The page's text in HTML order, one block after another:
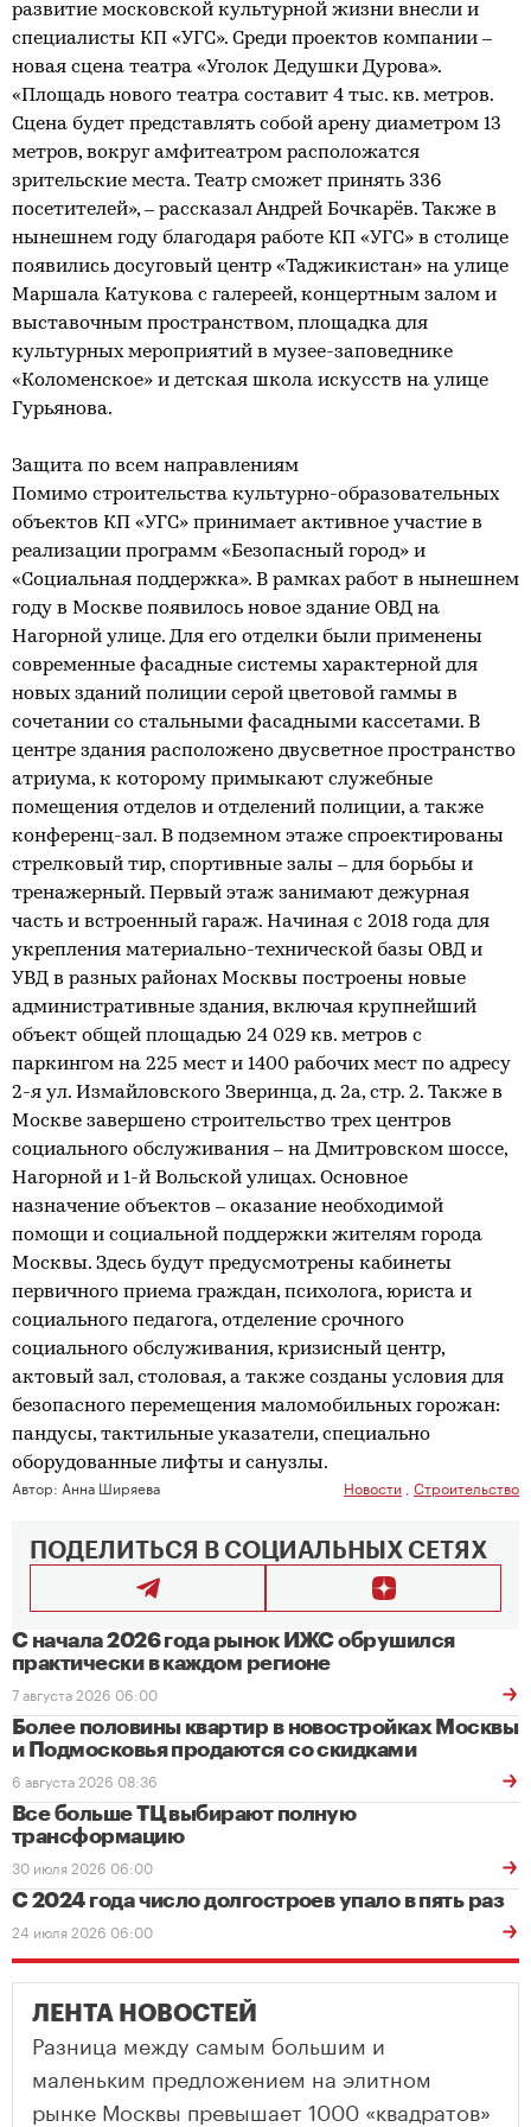
развитие московской культурной жизни внесли и
специалисты КП «УГС». Среди проектов компании –
новая сцена театра «Уголок Дедушки Дурова».
«Площадь нового театра составит 4 тыс. кв. метров.
Сцена будет представлять собой арену диаметром 13
метров, вокруг амфитеатром расположатся
зрительские места. Театр сможет принять 336
посетителей», – рассказал Андрей Бочкарёв. Также в
нынешнем году благодаря работе КП «УГС» в столице
появились досуговый центр «Таджикистан» на улице
Маршала Катукова с галереей, концертным залом и
выставочным пространством, площадка для
культурных мероприятий в музее-заповеднике
«Коломенское» и детская школа искусств на улице
Гурьянова.
Защита по всем направлениям
Помимо строительства культурно-образовательных
объектов КП «УГС» принимает активное участие в
реализации программ «Безопасный город» и
«Социальная поддержка». В рамках работ в нынешнем
году в Москве появилось новое здание ОВД на
Нагорной улице. Для его отделки были применены
современные фасадные системы характерной для
новых зданий полиции серой цветовой гаммы в
сочетании со стальными фасадными кассетами. В
центре здания расположено двусветное пространство
атриума, к которому примыкают служебные
помещения отделов и отделений полиции, а также
конференц-зал. В подземном этаже спроектированы
стрелковый тир, спортивные залы – для борьбы и
тренажерный. Первый этаж занимают дежурная
часть и встроенный гараж. Начиная с 2018 года для
укрепления материально-технической базы ОВД и
УВД в разных районах Москвы построены новые
административные здания, включая крупнейший
объект общей площадью 24 029 кв. метров с
паркингом на 225 мест и 1400 рабочих мест по адресу
2-я ул. Измайловского Зверинца, д. 2а, стр. 2. Также в
Москве завершено строительство трех центров
социального обслуживания – на Дмитровском шоссе,
Нагорной и 1-й Вольской улицах. Основное
назначение объектов – оказание необходимой
помощи и социальной поддержки жителям города
Москвы. Здесь будут предусмотрены кабинеты
первичного приема граждан, психолога, юриста и
социального педагога, отделение срочного
социального обслуживания, кризисный центр,
актовый зал, столовая, а также созданы условия для
безопасного перемещения маломобильных горожан:
пандусы, тактильные указатели, специально
оборудованные лифты и санузлы.
Автор: Анна Ширяева Новости Строительство
ПОДЕЛИТЬСЯ В СОЦИАЛЬНЫХ СЕТЯХ
С начала 2026 года рынок ИЖС обрушился
практически в каждом регионе
7 августа 2026 06:00
Более половины квартир в новостройках Москвы
и Подмосковья продаются со скидками
6 августа 2026 08:36
Все больше ТЦ выбирают полную
трансформацию
30 июля 2026 06:00
С 2024 года число долгостроев упало в пять раз
24 июля 2026 06:00
ЛЕНТА НОВОСТЕЙ
Разница между самым большим и
маленьким предложением на элитном
рынке Москвы превышает 1000 «квадратов»